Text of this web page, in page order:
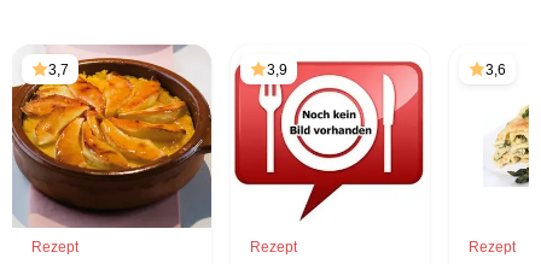
3,7
Rezept
3,9
Rezept
3,6
Rezept